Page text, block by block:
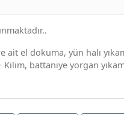
ait el dokuma, yün halı
Kilim, battaniye yorgan